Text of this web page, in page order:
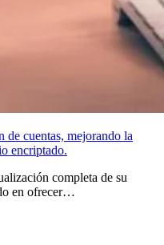
de cuentas, mejorando la
encriptado.
completa de su
en ofrecer…